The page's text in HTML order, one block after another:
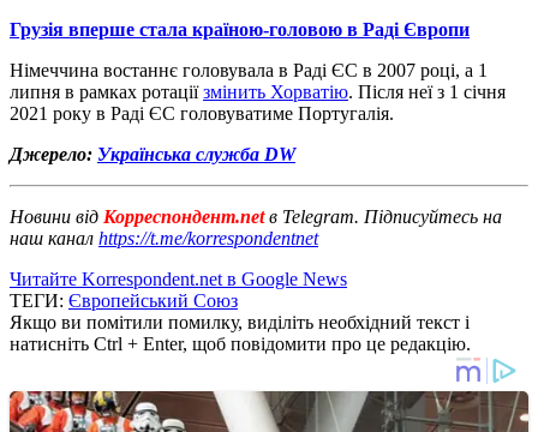
Грузія вперше стала країною-головою в Раді Європи
Німеччина востаннє головувала в Раді ЄС в 2007 році, а 1
липня в рамках ротаціїзмінить Хорватію. Після неї з 1 січня
2021 року в Раді ЄС головуватиме Португалія.
Джерело: Українська служба DW
Новини від Корреспондент.netв Telegram. Підписуйтесь на
наш канал https://t.me/korrespondentnet
Читайте Korrespondent.net в Google News
ТЕГИ: Європейський Союз
Якщо ви помітили помилку, виділіть необхідний текст і
натисніть Ctrl + Enter, щоб повідомити про це редакцію.